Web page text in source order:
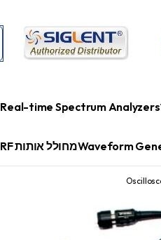
Real-time Spectrum Analyzers
Waveformמחולל אותות RF